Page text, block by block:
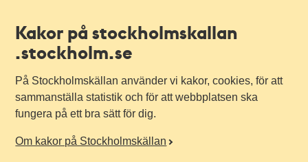
Kakor på stockholmskallan
.stockholm.se
På Stockholmskällan använder vi kakor, cookies, för att
sammanställa statistik och för att webbplatsen ska
fungera på ett bra sätt för dig.
Om kakor på Stockholmskällan